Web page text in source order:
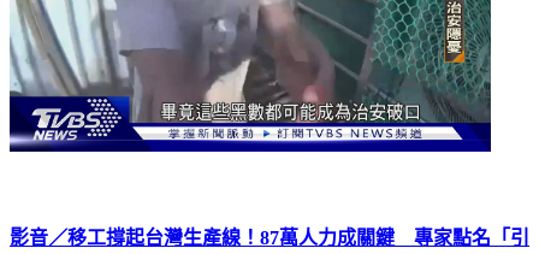
影音／移工撐起台灣生產線！87萬人力成關鍵 專家點名「引